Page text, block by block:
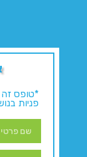
*טופס זה
פניות